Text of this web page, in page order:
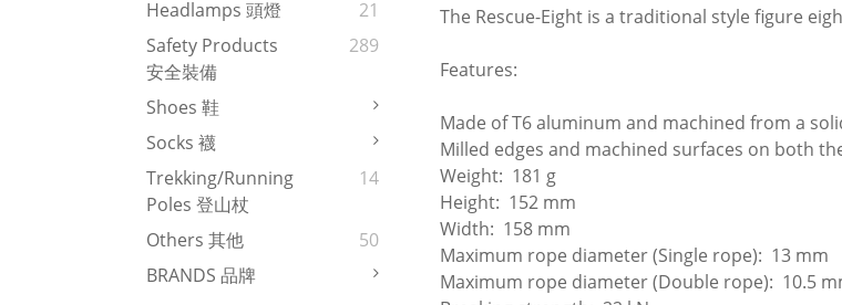
Headlamps 頭燈
21
Safety Products
安全裝備
289
Shoes 鞋
Socks 襪
Trekking/Running
Poles 登山杖
14
Others 其他
50
BRANDS 品牌
The Rescue-Eight is a traditional style figure
Features:
Made of T6 aluminum and machined from a
Milled edges and machined surfaces on both
Weight: 181 g
Height: 152 mm
Width: 158 mm
Maximum rope diameter (Single rope): 13 mm
Maximum rope diameter (Double rope): 10.5